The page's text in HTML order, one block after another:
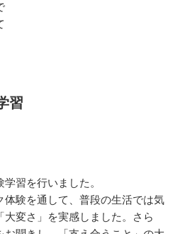
習
習を行いました。
体験を通して、普段の生活では気
変さ」を実感しました。さら